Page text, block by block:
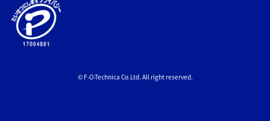
© F-O-Technica Co.Ltd. All right reserved.